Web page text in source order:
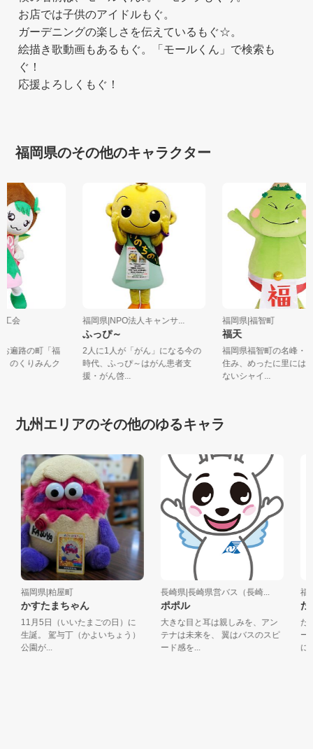
お店では子供のアイドルもぐ。
ガーデニングの楽しさを伝えているもぐ☆。
絵描き歌動画もあるもぐ。「モールくん」で検索も
ぐ！
応援よろしくもぐ！
福岡県のその他のキャラクター
工会
お遍路の町「福
」のくりみんク
福岡県|NPO法人キャンサ...
ふっぴ～
2人に1人が「がん」になる今の
時代、ふっぴ～はがん患者支
援・がん啓...
福岡県|福智町
福天
福岡県福智町の名峰
住み、めったに里に
ないシャイ...
九州エリアのその他のゆるキャラ
福岡県|粕屋町
かすたまちゃん
11月5日（いいたまごの日）に
生誕。 駕与丁（かよいちょう）
公園が...
長崎県|長崎県営バス（長崎...
ポポル
大きな目と耳は親しみを、アン
テナは未来を、 翼はバスのスピ
ード感を...
福
た
た
ー
に